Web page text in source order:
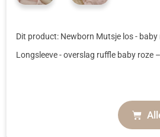
Dit product: Newborn Mutsje los - baby
Longsleeve - overslag ruffle baby roze